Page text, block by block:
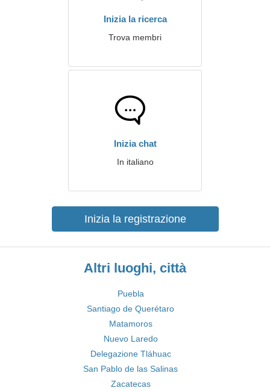
Inizia la ricerca
Trova membri
Inizia chat
In italiano
Inizia la registrazione
Altri luoghi, città
Puebla
Santiago de Querétaro
Matamoros
Nuevo Laredo
Delegazione Tláhuac
San Pablo de las Salinas
Zacatecas